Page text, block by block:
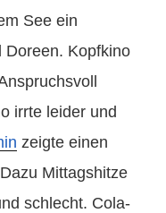
See ein
Doreen. Kopfkino
irrte leider und
zeigte einen
Mittagshitze
schlecht. Cola-